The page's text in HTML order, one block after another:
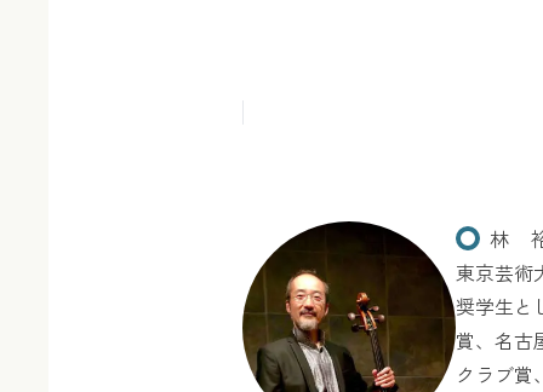
林
東京芸術
奨学生と
賞、名古
クラブ賞